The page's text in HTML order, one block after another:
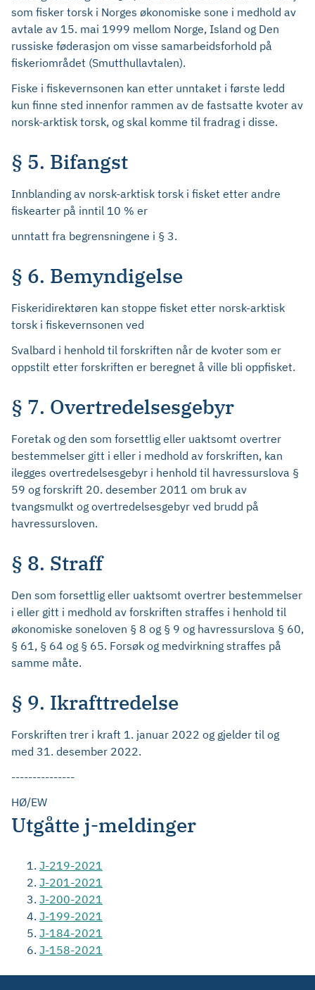
som fisker torsk i Norges økonomiske sone i medhold av
avtale av 15. mai 1999 mellom Norge, Island og Den
russiske føderasjon om visse samarbeidsforhold på
fiskeriområdet (Smutthullavtalen).
Fiske i fiskevernsonen kan etter unntaket i første ledd
kun finne sted innenfor rammen av de fastsatte kvoter av
norsk-arktisk torsk, og skal komme til fradrag i disse.
§ 5. Bifangst
Innblanding av norsk-arktisk torsk i fisket etter andre
fiskearter på inntil 10 % er
unntatt fra begrensningene i § 3.
§ 6. Bemyndigelse
Fiskeridirektøren kan stoppe fisket etter norsk-arktisk
torsk i fiskevernsonen ved
Svalbard i henhold til forskriften når de kvoter som er
oppstilt etter forskriften er beregnet å ville bli oppfisket.
§ 7. Overtredelsesgebyr
Foretak og den som forsettlig eller uaktsomt overtrer
bestemmelser gitt i eller i medhold av forskriften, kan
ilegges overtredelsesgebyr i henhold til havressurslova §
59 og forskrift 20. desember 2011 om bruk av
tvangsmulkt og overtredelsesgebyr ved brudd på
havressursloven.
§ 8. Straff
Den som forsettlig eller uaktsomt overtrer bestemmelser
i eller gitt i medhold av forskriften straffes i henhold til
økonomiske soneloven § 8 og § 9 og havressurslova § 60,
§ 61, § 64 og § 65. Forsøk og medvirkning straffes på
samme måte.
§ 9. Ikrafttredelse
Forskriften trer i kraft 1. januar 2022 og gjelder til og
med 31. desember 2022.
---------------
HØ/EW
Utgåtte j-meldinger
J-219-2021
J-201-2021
J-200-2021
J-199-2021
J-184-2021
J-158-2021